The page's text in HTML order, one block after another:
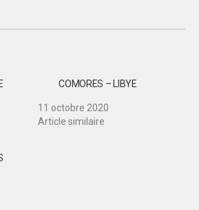
COMORES – LIBYE
11 octobre 2020
Article similaire